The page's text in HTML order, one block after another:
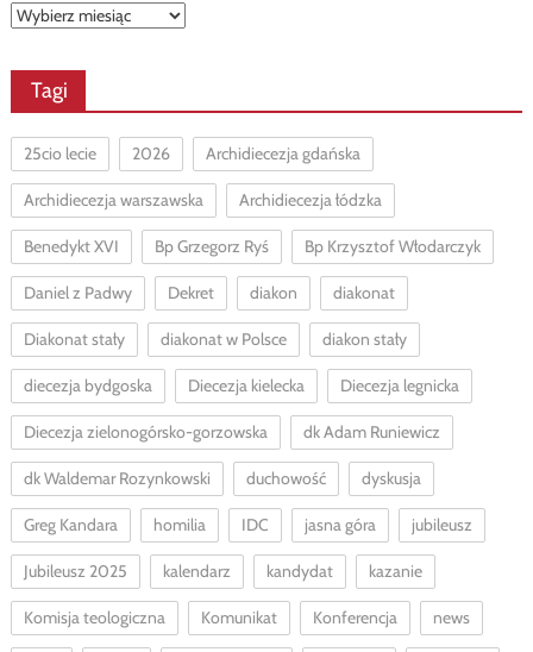
Archiwa
Tagi
25cio lecie 2026 Archidiecezja gdańska
Archidiecezja warszawska Archidiecezja łódzka
Benedykt XVI Bp Grzegorz Ryś Bp Krzysztof Włodarczyk
Daniel z Padwy Dekret diakon diakonat
Diakonat stały diakonat w Polsce diakon stały
diecezja bydgoska Diecezja kielecka Diecezja legnicka
Diecezja zielonogórsko-gorzowska dk Adam Runiewicz
dk Waldemar Rozynkowski duchowość dyskusja
Greg Kandara homilia IDC jasna góra jubileusz
Jubileusz 2025 kalendarz kandydat kazanie
Komisja teologiczna Komunikat Konferencja news